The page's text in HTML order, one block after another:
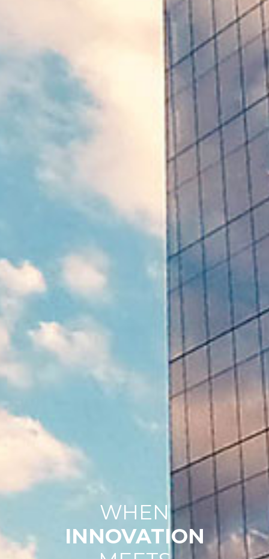
WHEN
INNOVATION